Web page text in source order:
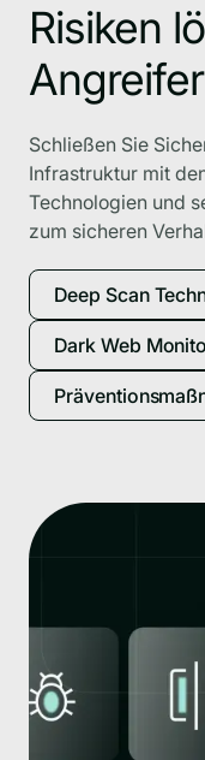
Risiken
Schließen Sie
Infrastruktur mit
Technologien und
zum sicheren
Deep Scan
Dark Web